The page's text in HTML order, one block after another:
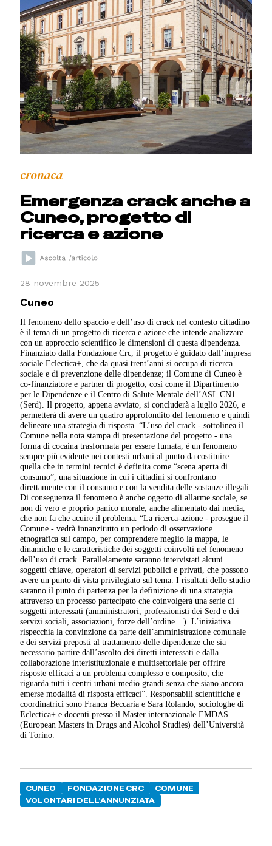
cronaca
Emergenza crack anche a
Cuneo, progetto di
ricerca e azione
28 novembre 2025
Cuneo
Il fenomeno dello spaccio e dell’uso di crack nel contesto cittadino
è il tema di un progetto di ricerca e azione che intende analizzare
con un approccio scientifico le dimensioni di questa dipendenza.
Finanziato dalla Fondazione Crc, il progetto è guidato dall’impresa
sociale Eclectica+, che da quasi trent’anni si occupa di ricerca
sociale e di prevenzione delle dipendenze; il Comune di Cuneo è
co-finanziatore e partner di progetto, così come il Dipartimento
per le Dipendenze e il Centro di Salute Mentale dell’ASL CN1
(Serd). Il progetto, appena avviato, si concluderà a luglio 2026, e
permetterà di avere un quadro approfondito del fenomeno e quindi
delineare una strategia di risposta. “L’uso del crack - sottolinea il
Comune nella nota stampa di presentazione del progetto - una
forma di cocaina trasformata per essere fumata, è un fenomeno
sempre più evidente nei contesti urbani al punto da costituire
quella che in termini tecnici è definita come “scena aperta di
consumo”, una situazione in cui i cittadini si confrontano
direttamente con il consumo e con la vendita delle sostanze illegali.
Di conseguenza il fenomeno è anche oggetto di allarme sociale, se
non di vero e proprio panico morale, anche alimentato dai media,
che non fa che acuire il problema. “La ricerca-azione - prosegue il
Comune - vedrà innanzitutto un periodo di osservazione
etnografica sul campo, per comprendere meglio la mappa, le
dinamiche e le caratteristiche dei soggetti coinvolti nel fenomeno
dell’uso di crack. Parallelamente saranno intervistati alcuni
soggetti chiave, operatori di servizi pubblici e privati, che possono
avere un punto di vista privilegiato sul tema. I risultati dello studio
saranno il punto di partenza per la definizione di una strategia
attraverso un processo partecipato che coinvolgerà una serie di
soggetti interessati (amministratori, professionisti dei Serd e dei
servizi sociali, associazioni, forze dell’ordine…). L’iniziativa
rispecchia la convinzione da parte dell’amministrazione comunale
e dei servizi preposti al trattamento delle dipendenze che sia
necessario partire dall’ascolto dei diretti interessati e dalla
collaborazione interistituzionale e multisettoriale per offrire
risposte efficaci a un problema complesso e composito, che
riguarda tutti i centri urbani medio grandi senza che siano ancora
emerse modalità di risposta efficaci”. Responsabili scientifiche e
coordinatrici sono Franca Beccaria e Sara Rolando, sociologhe di
Eclectica+ e docenti presso il Master internazionale EMDAS
(European Masters in Drugs and Alcohol Studies) dell’Università
di Torino.
CUNEO FONDAZIONE CRC
COMUNE
VOLONTARI DELL'ANNUNZIATA